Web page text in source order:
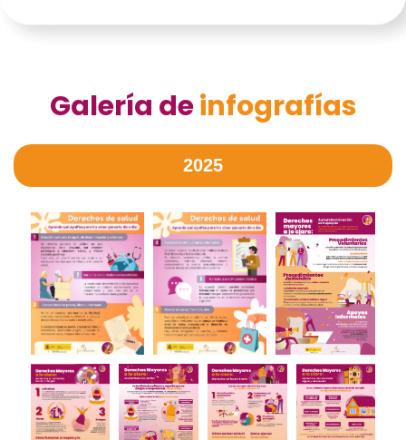
Galería deinfografías
2025